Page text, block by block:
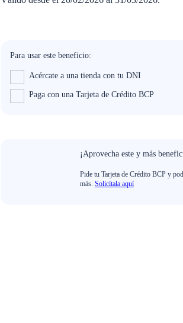
Para usar este beneficio:
Acércate a una tienda con tu DNI
Paga con una Tarjeta de Crédito BCP
¡Aprovecha este y más
Pide tu Tarjeta de Crédito BCP y
más. Solicítala aquí